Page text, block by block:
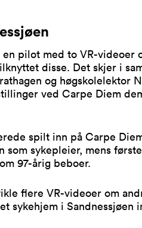
pilot med to VR-videoer
disse. Det skjer i
og høgskolelektor
ved Carpe Diem
spilt inn på Carpe
som sykepleier, mens
97-årig beboer.
flere VR-videoer om
sykehjem i Sandnessjøen